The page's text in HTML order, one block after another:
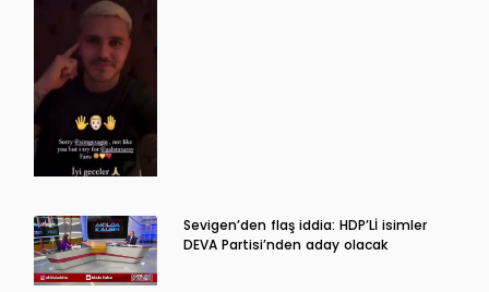
Sevigen’den flaş iddia: HDP’Lİ isimler
DEVA Partisi’nden aday olacak